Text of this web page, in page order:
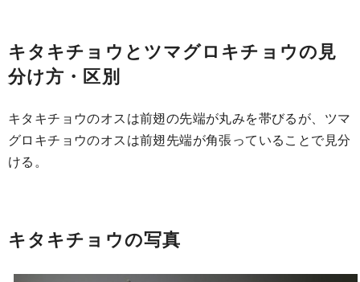
キタキチョウとツマグロキチョウの見
分け方・区別
キタキチョウのオスは前翅の先端が丸みを帯びるが、ツマ
グロキチョウのオスは前翅先端が角張っていることで見分
ける。
キタキチョウの写真